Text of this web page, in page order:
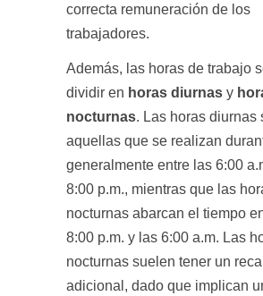
correcta remuneración de los
trabajadores.
Además, las horas de trabajo
dividir en horas diurnas y
nocturnas. Las horas diurnas
aquellas que se realizan
generalmente entre las 6:00
8:00 p.m., mientras que las
nocturnas abarcan el tiempo
8:00 p.m. y las 6:00 a.m. Las
nocturnas suelen tener un
adicional, dado que implican